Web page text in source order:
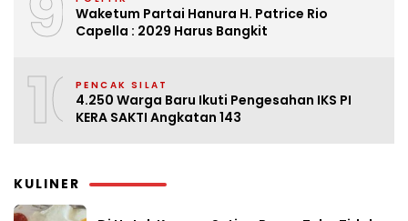
Waketum Partai Hanura H. Patrice Rio
Capella : 2029 Harus Bangkit
10PENCAK SILAT
4.250 Warga Baru Ikuti Pengesahan IKS PI
KERA SAKTI Angkatan 143
KULINER